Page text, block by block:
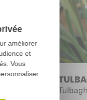
améliorer
et
Vous